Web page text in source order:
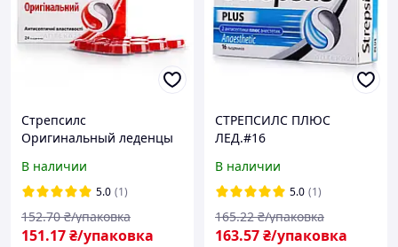
Стрепсилс
Оригинальный леденцы
В наличии
5.0 (1)
151.17₴/упаковка
152.70 ₴/упаковка
СТРЕПСИЛС ПЛЮС
ЛЕД.#16
В наличии
5.0 (1)
163.57₴/упаковка
165.22 ₴/упаковка